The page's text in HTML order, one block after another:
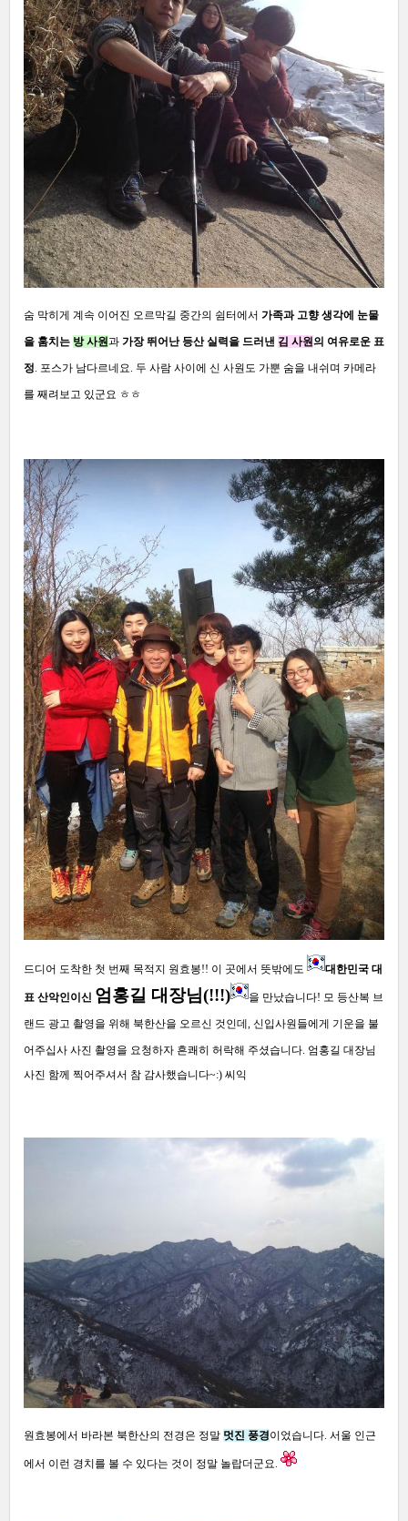
숨 막히게 계속 이어진 오르막길 중간의 쉼터에서 가족과 고향 생각에 눈물
을 훔치는 방 사원과 가장 뛰어난 등산 실력을 드러낸 김 사원의 여유로운 표
정. 포스가 남다르네요. 두 사람 사이에 신 사원도 가뿐 숨을 내쉬며 카메라
를 째려보고 있군요 ㅎㅎ
드디어 도착한 첫 번째 목적지 원효봉!! 이 곳에서 뜻밖에도 대한민국 대
표 산악인이신 엄홍길 대장님(!!!) 을 만났습니다! 모 등산복 브
랜드 광고 촬영을 위해 북한산을 오르신 것인데 , 신입사원들에게 기운을 불
어주십사 사진 촬영을 요청하자 흔쾌히 허락해 주셨습니다. 엄홍길 대장님
사진 함께 찍어주셔서 참 감사했습니다~:) 씨익
원효봉에서 바라본 북한산의 전경은 정말 멋진 풍경이었습니다. 서울 인근
에서 이런 경치를 볼 수 있다는 것이 정말 놀랍더군요.